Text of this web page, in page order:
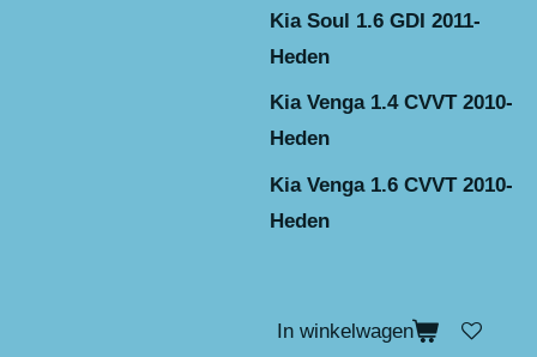
Kia Soul 1.6 GDI 2011-
Heden
Kia Venga 1.4 CVVT 2010-
Heden
Kia Venga 1.6 CVVT 2010-
Heden
In winkelwagen